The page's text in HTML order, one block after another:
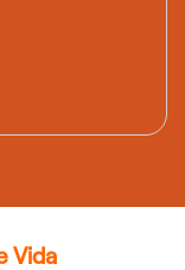
Vida